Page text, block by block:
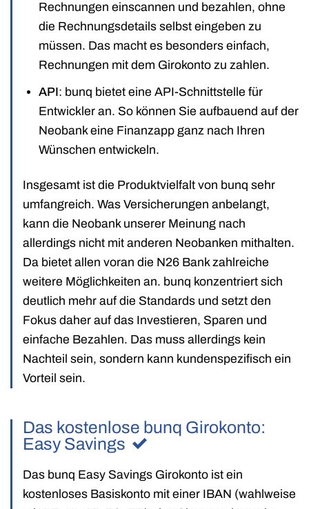
Rechnungen einscannen und bezahlen, ohne
die Rechnungsdetails selbst eingeben zu
müssen. Das macht es besonders einfach,
Rechnungen mit dem Girokonto zu zahlen.
API: bunq bietet eine API-Schnittstelle für
Entwickler an. So können Sie aufbauend auf der
Neobank eine Finanzapp ganz nach Ihren
Wünschen entwickeln.
Insgesamt ist die Produktvielfalt von bunq sehr
umfangreich. Was Versicherungen anbelangt,
kann die Neobank unserer Meinung nach
allerdings nicht mit anderen Neobanken mithalten.
Da bietet allen voran die N26 Bank zahlreiche
weitere Möglichkeiten an. bunq konzentriert sich
deutlich mehr auf die Standards und setzt den
Fokus daher auf das Investieren, Sparen und
einfache Bezahlen. Das muss allerdings kein
Nachteil sein, sondern kann kundenspezifisch ein
Vorteil sein.
Das kostenlose bunq Girokonto:
Easy Savings
Das bunq Easy Savings Girokonto ist ein
kostenloses Basiskonto mit einer IBAN (wahlweise